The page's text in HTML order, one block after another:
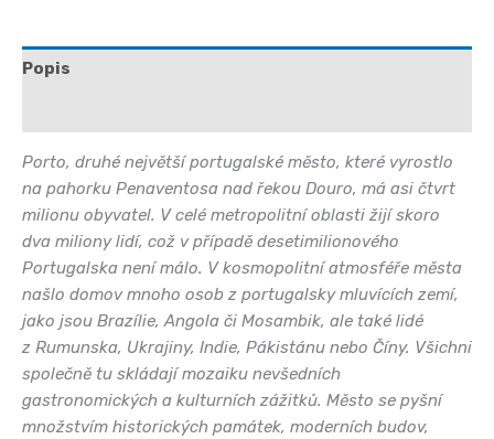
Popis
Porto, druhé největší portugalské město, které vyrostlo
na pahorku Penaventosa nad řekou Douro, má asi čtvrt
milionu obyvatel. V celé metropolitní oblasti žijí skoro
dva miliony lidí, což v případě desetimilionového
Portugalska není málo. V kosmopolitní atmosféře města
našlo domov mnoho osob z portugalsky mluvících zemí,
jako jsou Brazílie, Angola či Mosambik, ale také lidé
z Rumunska, Ukrajiny, Indie, Pákistánu nebo Číny. Všichni
společně tu skládají mozaiku nevšedních
gastronomických a kulturních zážitků. Město se pyšní
množstvím historických památek, moderních budov,